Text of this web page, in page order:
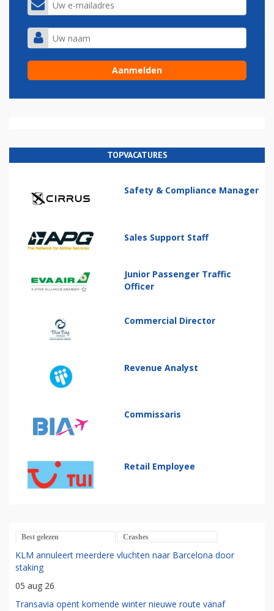
TOPVACATURES
Safety & Compliance Manager
Sales Support Staff
Junior Passenger Traffic
Officer
Commercial Director
Revenue Analyst
Commissaris
Retail Employee
Best gelezen Crashes
KLM annuleert meerdere vluchten naar Barcelona door
staking
05 aug 26
Transavia opent komende winter nieuwe route vanaf